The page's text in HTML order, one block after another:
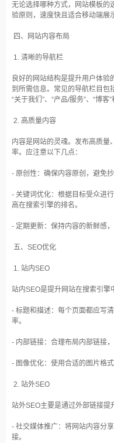
无论选择哪种方式，网站模板的
验原则，速度快且适合移动端展
四、网站内容布局
1. 清晰的导航栏
良好的网站结构是提升用户体
到所需信息。常见的导航栏目包括
“关于我们”、“产品/服务”、“博客”
2. 高质量内容
内容是网站的灵魂。发布高质
率。应注意以下几点：
- 原创性：确保内容原创，避免
- 关键词优化：根据目标受众进
高在搜索引擎的排名。
- 定期更新：保持内容的新鲜感
五、SEO优化
1. 站内SEO
站内SEO是提升网站在搜索引擎
- 标题和描述：每个页面都应写
率。
- 内部链接：合理布局内部链接
- 图像优化：使用合适的图片格
2. 站外SEO
站外SEO主要是通过外部链接提
- 社交媒体推广：将网站内容分
接。